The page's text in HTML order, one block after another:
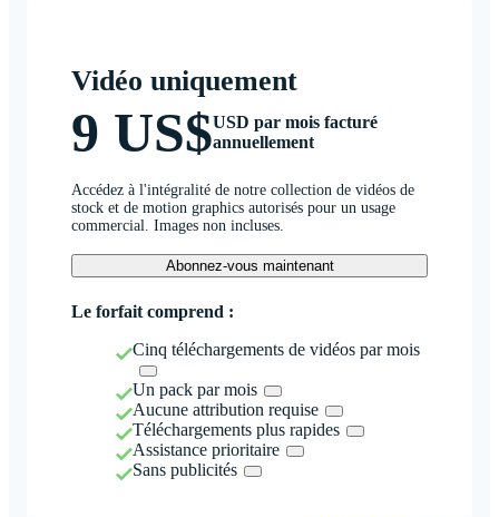
Vidéo uniquement
9 US$USD par mois facturé
annuellement
Accédez à l'intégralité de notre collection de vidéos de
stock et de motion graphics autorisés pour un usage
commercial. Images non incluses.
Abonnez-vous maintenant
Le forfait comprend :
Cinq téléchargements de vidéos par mois
Un pack par mois
Aucune attribution requise
Téléchargements plus rapides
Assistance prioritaire
Sans publicités